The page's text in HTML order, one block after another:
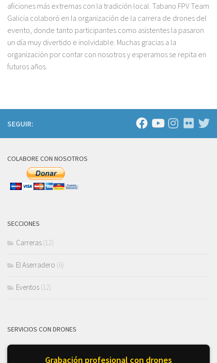
aficiones más extremas con la tradición local. Tabano FPV Team
Galicia colaboró en la organización de la carrera de drones del
evento, donde tanto participantes como asistentes la pasaron
un día muy divertido e inolvidable. Muchas gracias a la
organización por contar con nosotros y esperamos se repita en
futuros años.
SEGUIR:
COLABORE CON NOSOTROS
SECCIONES
Carreras (12)
El Aserradero (6)
Eventos (12)
SERVICIOS CON DRONES
Grabación profesional con drones